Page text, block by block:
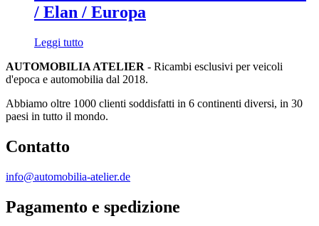
/ Elan / Europa
Leggi tutto
AUTOMOBILIA ATELIER - Ricambi esclusivi per veicoli
d'epoca e automobilia dal 2018.
Abbiamo oltre 1000 clienti soddisfatti in 6 continenti diversi, in 30
paesi in tutto il mondo.
Contatto
info@automobilia-atelier.de
Pagamento e spedizione